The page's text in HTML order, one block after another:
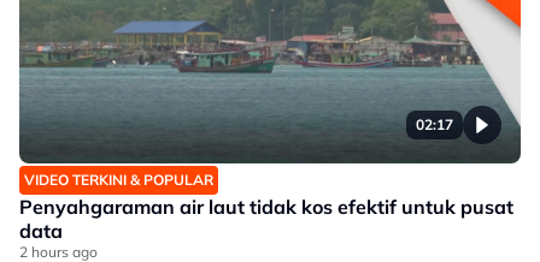
02:17
VIDEO TERKINI & POPULAR
Penyahgaraman air laut tidak kos efektif untuk pusat
data
2 hours ago